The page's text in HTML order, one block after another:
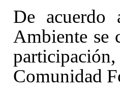
De
Ambiente se
Comunidad